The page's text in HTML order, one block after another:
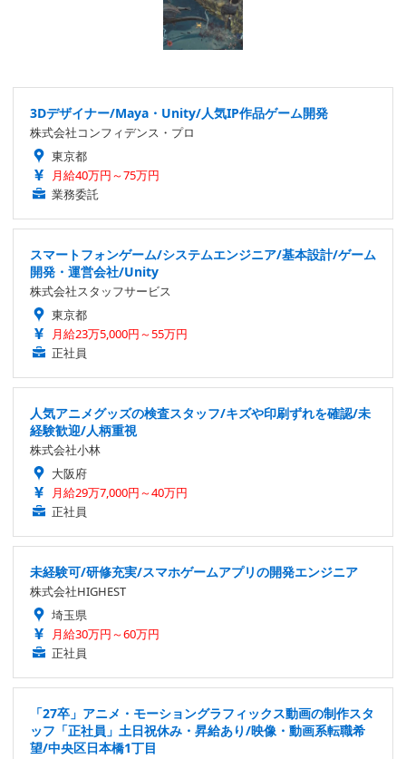
3Dデザイナー/Maya・Unity/人気IP作品ゲーム開発
株式会社コンフィデンス・プロ
東京都
月給40万円～75万円
業務委託
スマートフォンゲーム/システムエンジニア/基本設計/ゲーム
開発・運営会社/Unity
株式会社スタッフサービス
東京都
月給23万5,000円～55万円
正社員
人気アニメグッズの検査スタッフ/キズや印刷ずれを確認/未
経験歓迎/人柄重視
株式会社小林
大阪府
月給29万7,000円～40万円
正社員
未経験可/研修充実/スマホゲームアプリの開発エンジニア
株式会社HIGHEST
埼玉県
月給30万円～60万円
正社員
「27卒」アニメ・モーショングラフィックス動画の制作スタ
ッフ「正社員」土日祝休み・昇給あり/映像・動画系転職希
望/中央区日本橋1丁目